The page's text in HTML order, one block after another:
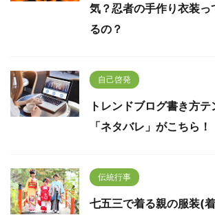
気？忍者の手作り衣装っ
るの？
自己啓発
トレンドブログ書き方
「ネタバレ」がこちら！
伝統行事
七五三で着る親の服装(